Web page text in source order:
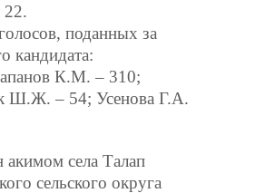
22.
поданных за
кандидата:
К.М. – 310;
Ш.Ж. – 54; Усенова Г.А.
акимом села Талап
сельского округа